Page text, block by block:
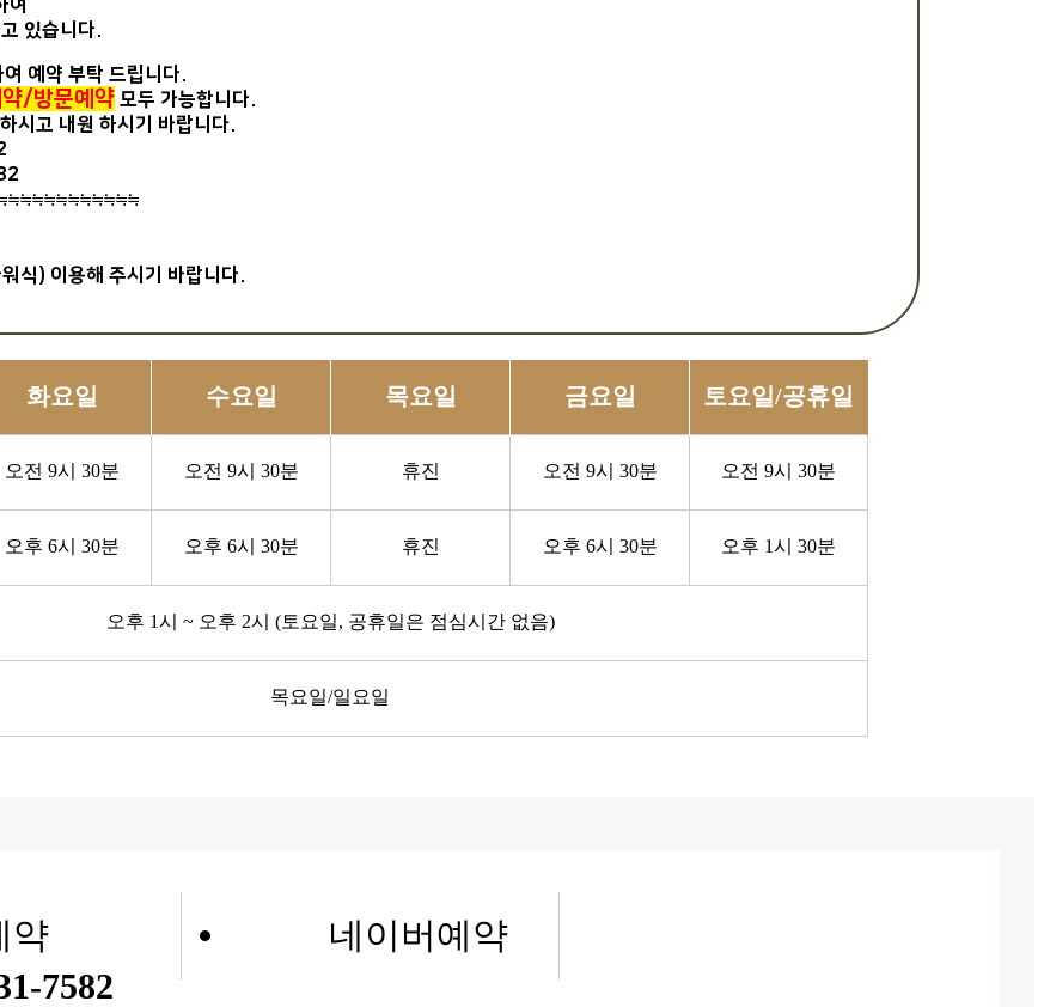
여
있습니다.
여 예약 부탁 드립니다.
/방문예약 모두 가능합니다.
시고 내원 하시기 바랍니다.
식) 이용해 주시기 바랍니다.
화요일 수요일 목요일 금요일 토요일/공휴일
오전 9시 30분 오전 9시 30분 휴진 오전 9시 30분 오전 9시 30분
오후 6시 30분 오후 6시 30분 휴진 오후 6시 30분 오후 1시 30분
오후 1시 ~ 오후 2시 (토요일, 공휴일은 점심시간 없음)
목요일/일요일
약
7582
네이버예약